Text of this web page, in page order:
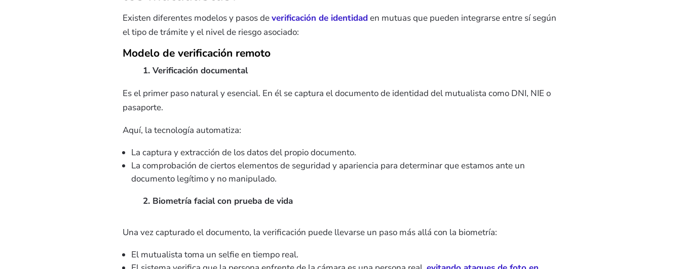
Existen diferentes modelos y pasos deverificación de identidad en mutuas que pueden integrarse entre sí según
el tipo de trámite y el nivel de riesgo asociado:
Modelo de verificación remoto
1. Verificación documental
Es el primer paso natural y esencial. En él se captura el documento de identidad del mutualista como DNI, NIE o
pasaporte.
Aquí, la tecnología automatiza:
La captura y extracción de los datos del propio documento.
La comprobación de ciertos elementos de seguridad y apariencia para determinar que estamos ante un
documento legítimo y no manipulado.
2. Biometría facial con prueba de vida
Una vez capturado el documento, la verificación puede llevarse un paso más allá con la biometría:
El mutualista toma un selfie en tiempo real.